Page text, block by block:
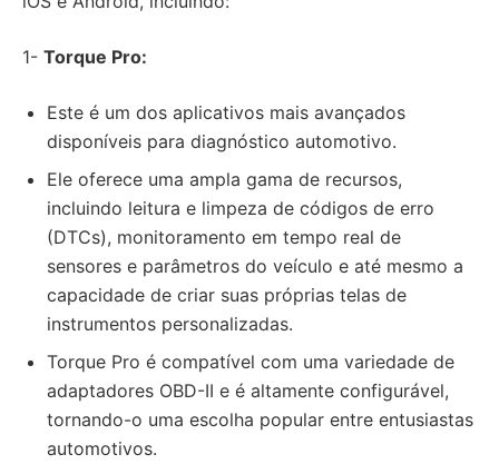
1- Torque Pro:
Este é um dos aplicativos mais avançados
disponíveis para diagnóstico automotivo.
Ele oferece uma ampla gama de recursos,
incluindo leitura e limpeza de códigos de erro
(DTCs), monitoramento em tempo real de
sensores e parâmetros do veículo e até mesmo a
capacidade de criar suas próprias telas de
instrumentos personalizadas.
Torque Pro é compatível com uma variedade de
adaptadores OBD-II e é altamente configurável,
tornando-o uma escolha popular entre entusiastas
automotivos.